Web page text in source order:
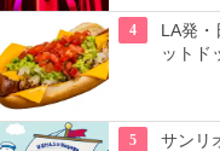
4
LA発
ットド
5
サンリ